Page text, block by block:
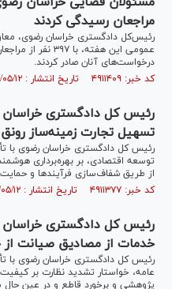
مراجعان رسیدگی کردند
رئیس‌کل دادگستری خراسان رضوی،
عمومی این هفته،
درخواست‌های آنان صادر کردند.
کد خبر: ۴۹۱۱۴۰۹ تاریخ انتشار : ۱۴۰۵/۰۵/۱۲
رئیس کل دادگستری خراسان
تسهیل تجارت زمینه‌ساز
رئیس کل دادگستری خراسان رضوی با
توسعه اقتصادی، بر بهره‌برداری
از طریق شفاف‌سازی فرآیندها و حمایت
کد خبر: ۴۹۱۱۳۷۷ تاریخ انتشار : ۱۴۰۵/۰۵/۱۲
رئیس کل دادگستری خراسان
خدمات از مصادیق صیانت
رئیس کل دادگستری خراسان رضوی با
عامه، خواستار تشدید نظارت بر
پژوهشی و برخورد قاطع و در عین